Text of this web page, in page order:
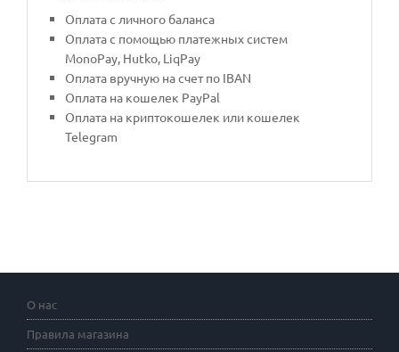
Оплата с личного баланса
Оплата с помощью платежных систем
MonoPay, Hutko, LiqPay
Оплата вручную на счет по IBAN
Оплата на кошелек PayPal
Оплата на криптокошелек или кошелек
Telegram
О нас
Правила магазина